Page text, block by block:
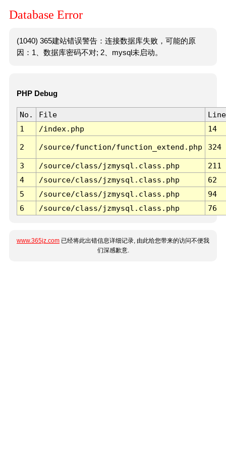
Database Error
(1040) 365建站错误警告：连接数据库失败，可能的原
因：1、数据库密码不对; 2、mysql未启动。
PHP Debug
No. File
Line
1
/index.php 14
2 /source/function/function_extend.php 324
3 /source/class/jzmysql.class.php
211
4
/source/class/jzmysql.class.php
62
5
/source/class/jzmysql.class.php
94
6
/source/class/jzmysql.class.php 76
www.365jz.com 已经将此出错信息详细记录, 由此给您带来的访问不便我
们深感歉意.